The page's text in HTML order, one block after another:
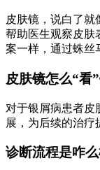
皮肤镜，说白了
帮助医生观察皮肤
案一样，通过蛛丝
皮肤镜怎么“看
对于银屑病患者皮
展，为后续的治疗
诊断流程是咋么